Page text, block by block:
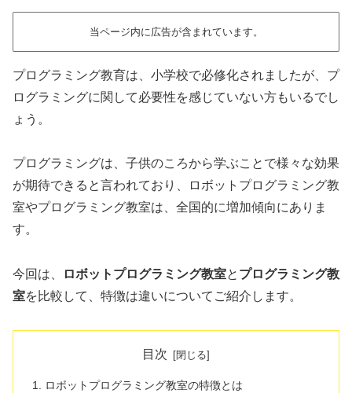
当ページ内に広告が含まれています。
プログラミング教育は、小学校で必修化されましたが、プ
ログラミングに関して必要性を感じていない方もいるでし
ょう。
プログラミングは、子供のころから学ぶことで様々な効果
が期待できると言われており、ロボットプログラミング教
室やプログラミング教室は、全国的に増加傾向にありま
す。
今回は、 ロボットプログラミング教室と プログラミング教
室を比較して、特徴は違いについてご紹介します。
目次
ロボットプログラミング教室の特徴とは